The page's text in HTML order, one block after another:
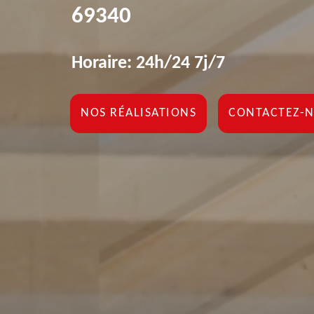
69340
Horaire: 24h/24 7j/7
NOS RÉALISATIONS CONTACTEZ-